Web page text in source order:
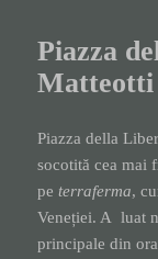
Piazza
Piazza della
socotită cea mai
peterraferma,
Veneției. A luat
principale din